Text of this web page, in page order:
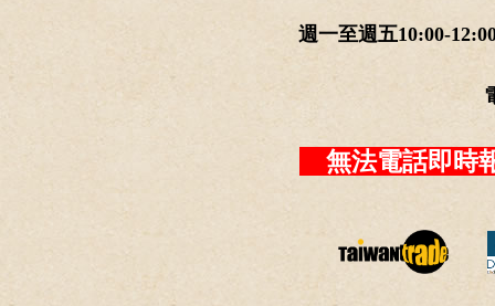
週一至週五10:00-
無法電話即